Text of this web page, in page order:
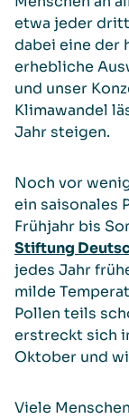
etwa jeder
dabei eine der
erhebliche
und unser
Klimawandel
Jahr steigen.
Noch vor
ein saisonales
Frühjahr bis
Stiftung
jedes Jahr
milde
Pollen teils
erstreckt sich
Oktober und
Viele